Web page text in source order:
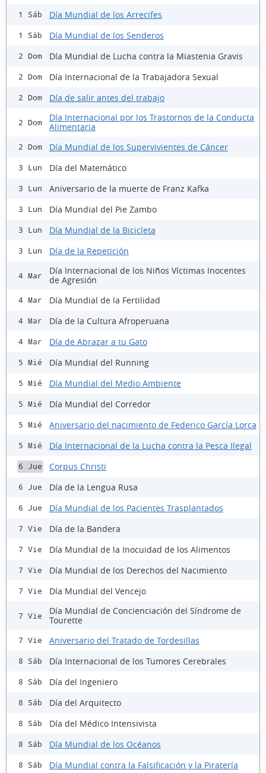
1 Sáb Día Mundial de los Arrecifes
1 Sáb Día Mundial de los Senderos
2 Dom Día Mundial de Lucha contra la Miastenia Gravis
2 Dom Día Internacional de la Trabajadora Sexual
2 Dom Día de salir antes del trabajo
2 Dom
Día Internacional por los Trastornos de la Conducta
Alimentaria
2 Dom Día Mundial de los Supervivientes de Cáncer
3 Lun Día del Matemático
3 Lun Aniversario de la muerte de Franz Kafka
3 Lun Día Mundial del Pie Zambo
3 Lun Día Mundial de la Bicicleta
3 Lun Día de la Repetición
4 Mar
Día Internacional de los Niños Víctimas Inocentes
de Agresión
4 Mar Día Mundial de la Fertilidad
4 Mar Día de la Cultura Afroperuana
4 Mar Día de Abrazar a tu Gato
5 Mié Día Mundial del Running
5 Mié Día Mundial del Medio Ambiente
5 Mié Día Mundial del Corredor
5 Mié Aniversario del nacimiento de Federico García Lorca
5 Mié Día Internacional de la Lucha contra la Pesca Ilegal
6 Jue Corpus Christi
6 Jue Día de la Lengua Rusa
6 Jue Día Mundial de los Pacientes Trasplantados
7 Vie Día de la Bandera
7 Vie Día Mundial de la Inocuidad de los Alimentos
7 Vie Día Mundial de los Derechos del Nacimiento
7 Vie Día Mundial del Vencejo
7 Vie
Día Mundial de Concienciación del Síndrome de
Tourette
7 Vie Aniversario del Tratado de Tordesillas
8 Sáb Día Internacional de los Tumores Cerebrales
8 Sáb Día del Ingeniero
8 Sáb Día del Arquitecto
8 Sáb Día del Médico Intensivista
8 Sáb Día Mundial de los Océanos
8 Sáb Día Mundial contra la Falsificación y la Piratería